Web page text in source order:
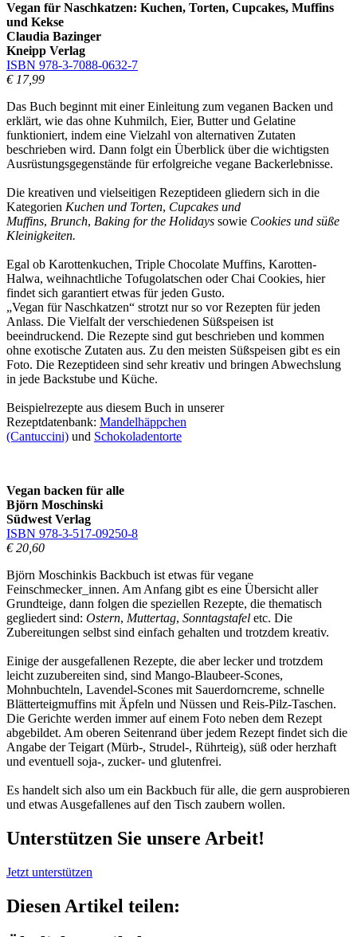
Vegan für Naschkatzen: Kuchen, Torten, Cupcakes, Muffins
und Kekse
Claudia Bazinger
Kneipp Verlag
ISBN 978-3-7088-0632-7
€ 17,99
Das Buch beginnt mit einer Einleitung zum veganen Backen und
erklärt, wie das ohne Kuhmilch, Eier, Butter und Gelatine
funktioniert, indem eine Vielzahl von alternativen Zutaten
beschrieben wird. Dann folgt ein Überblick über die wichtigsten
Ausrüstungsgegenstände für erfolgreiche vegane Backerlebnisse.
Die kreativen und vielseitigen Rezeptideen gliedern sich in die
Kategorien Kuchen und Torten, Cupcakes und
Muffins, Brunch, Baking for the Holidays sowie Cookies und süße
Kleinigkeiten.
Egal ob Karottenkuchen, Triple Chocolate Muffins, Karotten-
Halwa, weihnachtliche Tofugolatschen oder Chai Cookies, hier
findet sich garantiert etwas für jeden Gusto.
„Vegan für Naschkatzen“ strotzt nur so vor Rezepten für jeden
Anlass. Die Vielfalt der verschiedenen Süßspeisen ist
beeindruckend. Die Rezepte sind gut beschrieben und kommen
ohne exotische Zutaten aus. Zu den meisten Süßspeisen gibt es ein
Foto. Die Rezeptideen sind sehr kreativ und bringen Abwechslung
in jede Backstube und Küche.
Beispielrezepte aus diesem Buch in unserer
Rezeptdatenbank: Mandelhäppchen
(Cantuccini) und Schokoladentorte
Vegan backen für alle
Björn Moschinski
Südwest Verlag
ISBN 978-3-517-09250-8
€ 20,60
Björn Moschinkis Backbuch ist etwas für vegane
Feinschmecker_innen. Am Anfang gibt es eine Übersicht aller
Grundteige, dann folgen die speziellen Rezepte, die thematisch
gegliedert sind: Ostern, Muttertag, Sonntagstafel etc. Die
Zubereitungen selbst sind einfach gehalten und trotzdem kreativ.
Einige der ausgefallenen Rezepte, die aber lecker und trotzdem
leicht zuzubereiten sind, sind Mango-Blaubeer-Scones,
Mohnbuchteln, Lavendel-Scones mit Sauerdorncreme, schnelle
Blätterteigmuffins mit Äpfeln und Nüssen und Reis-Pilz-Taschen.
Die Gerichte werden immer auf einem Foto neben dem Rezept
abgebildet. Am oberen Seitenrand über jedem Rezept findet sich die
Angabe der Teigart (Mürb-, Strudel-, Rührteig), süß oder herzhaft
und eventuell soja-, zucker- und glutenfrei.
Es handelt sich also um ein Backbuch für alle, die gern ausprobieren
und etwas Ausgefallenes auf den Tisch zaubern wollen.
Unterstützen Sie unsere Arbeit!
Jetzt unterstützen
Diesen Artikel teilen: